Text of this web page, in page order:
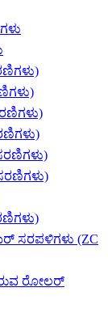
ಸರಪಳಿಗಳು (ZC
ರೋಲರ್